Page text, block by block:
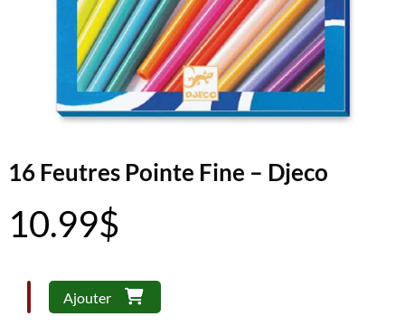
16 Feutres Pointe Fine – Djeco
10.99$
quantité
de
Ajouter